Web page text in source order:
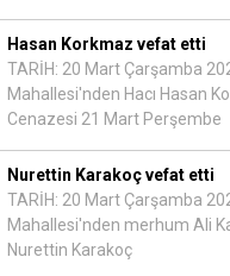
Hasan Korkmaz vefat etti
TARİH: 20 Mart Çarşamba
Mahallesi'nden Hacı Hasan
Cenazesi 21 Mart Perşembe
Nurettin Karakoç vefat etti
TARİH: 20 Mart Çarşamba
Mahallesi'nden merhum Ali
Nurettin Karakoç